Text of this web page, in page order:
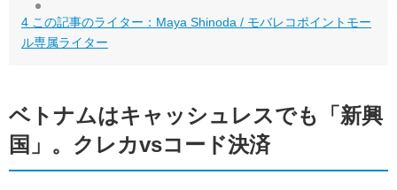
4 この記事のライター：Maya Shinoda / モバレコポイントモー
ル専属ライター
ベトナムはキャッシュレスでも「新興
国」。クレカvsコード決済